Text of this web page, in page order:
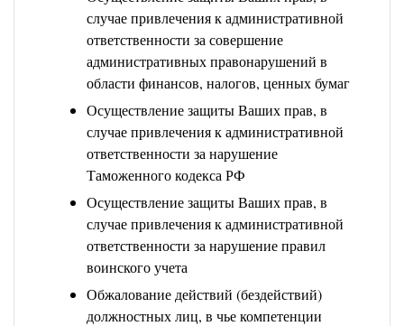
случае привлечения к административной
ответственности за совершение
административных правонарушений в
области финансов, налогов, ценных бумаг
Осуществление защиты Ваших прав, в
случае привлечения к административной
ответственности за нарушение
Таможенного кодекса РФ
Осуществление защиты Ваших прав, в
случае привлечения к административной
ответственности за нарушение правил
воинского учета
Обжалование действий (бездействий)
должностных лиц, в чье компетенции